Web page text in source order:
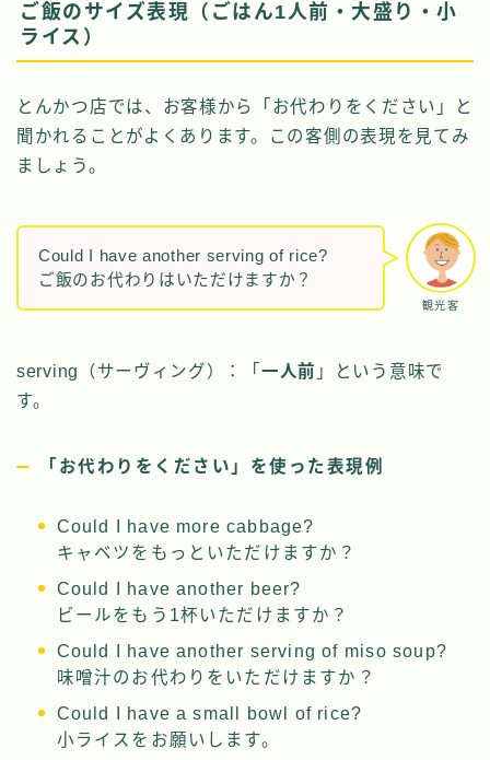
ご飯のサイズ表現（ごはん1人前・大盛り・小
ライス）
とんかつ店では、お客様から「お代わりをください」と
聞かれることがよくあります。この客側の表現を見てみ
ましょう。
観光客
Could I have another serving of rice?
ご飯のお代わりはいただけますか？
serving（サーヴィング）：「 一人前 」という意味で
す。
「お代わりをください」を使った表現例
Could I have more cabbage?
キャベツをもっといただけますか？
Could I have another beer?
ビールをもう1杯いただけますか？
Could I have another serving of miso soup?
味噌汁のお代わりをいただけますか？
Could I have a small bowl of rice?
小ライスをお願いします。